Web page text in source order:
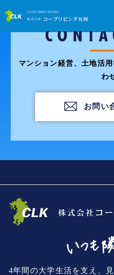
マンション経営、土地活
わ
お問い
4年間の大学生活を支え、